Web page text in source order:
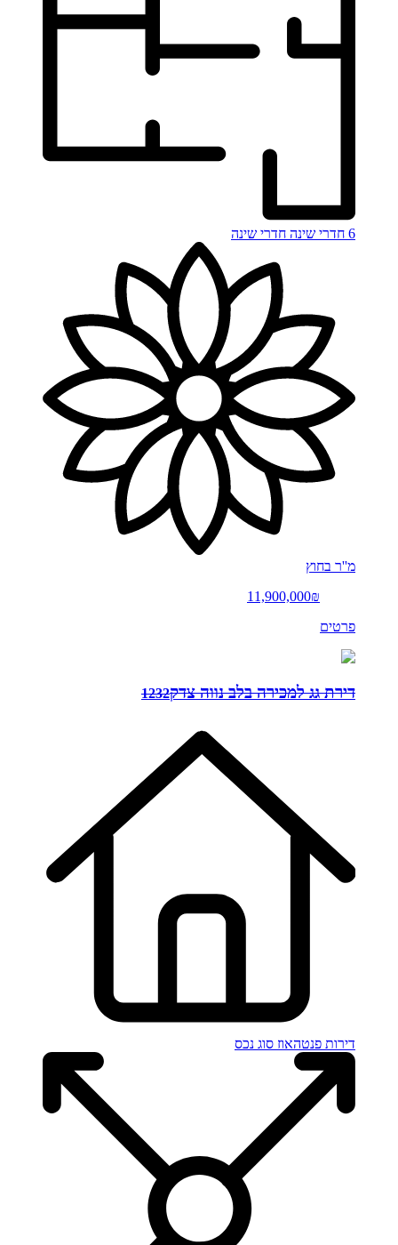
6 חדרי שינה חדרי שינה
מ''ר בחוץ
11,900,000₪
פרטים
דירת גג למכירה בלב נווה צדק1232
דירות פנטהאוז סוג נכס